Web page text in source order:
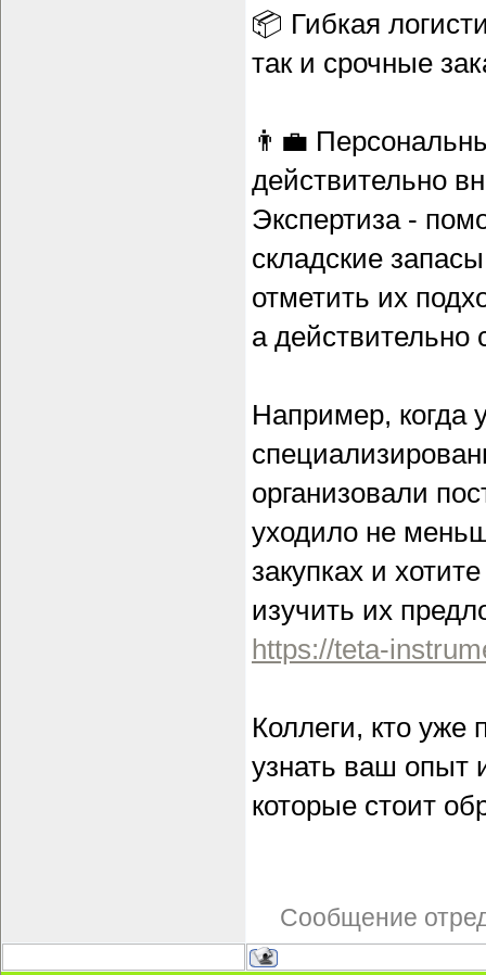
📦 Гибкая
так и срочные
👨‍💼
действительно
Экспертиза -
складские
отметить их
а действительно
Например, когда
организовали
уходило не
закупках и
изучить их
https://teta-
Коллеги, кто уже
узнать ваш опыт
которые стоит
Сообщение